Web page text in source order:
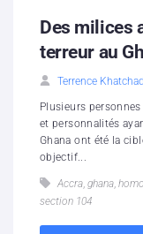
Des milices
terreur au
Terrence
Plusieurs
et personnalités
Ghana ont été la
objectif...
Accra, ghana,
section 104